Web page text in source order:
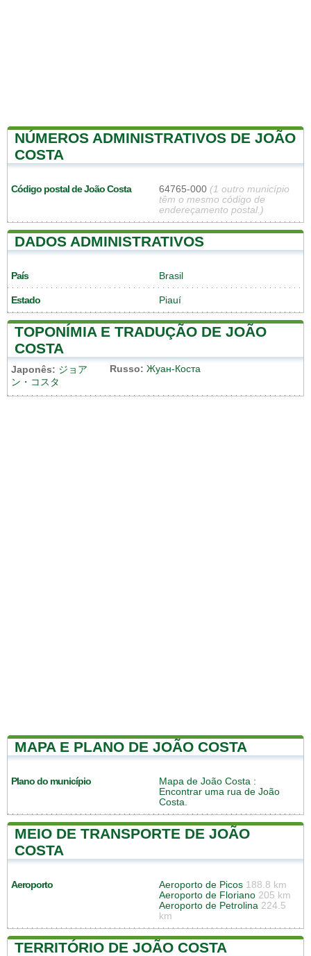
NÚMEROS ADMINISTRATIVOS DE JOÃO
COSTA
Código postal de João Costa 64765-000 (1 outro município
têm o mesmo código de
endereçamento postal.)
DADOS ADMINISTRATIVOS
País Brasil
Estado Piauí
TOPONÍMIA E TRADUÇÃO DE JOÃO
COSTA
Japonês: ジョア
ン・コスタ
Russo: Жуан-Коста
MAPA E PLANO DE JOÃO COSTA
Plano do município Mapa de João Costa :
Encontrar uma rua de João
Costa.
MEIO DE TRANSPORTE DE JOÃO
COSTA
Aeroporto Aeroporto de Picos 188.8 km
Aeroporto de Floriano 205 km
Aeroporto de Petrolina 224.5
km
TERRITÓRIO DE JOÃO COSTA